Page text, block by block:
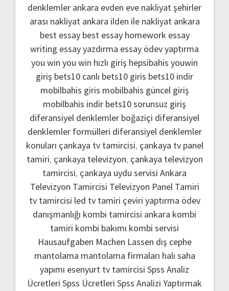
denklemler ankara evden eve nakliyatşehirler
arası nakliyat ankara ilden ile nakliyat ankara
best essay best essay homework essay
writing essay yazdırma essay ödev yaptırma
you win you win hızlı giriş hepsibahis youwin
giriş bets10 canlı bets10 giris bets10 indir
mobilbahis giris mobilbahis güncel giriş
mobilbahis indir bets10 sorunsuz giriş
diferansiyel denklemler boğaziçi diferansiyel
denklemler formülleri diferansiyel denklemler
konuları çankaya tv tamircisi, çankaya tv panel
tamiri, çankaya televizyon, çankaya televizyon
tamircisi, çankaya uydu servisi Ankara
Televizyon Tamircisi Televizyon Panel Tamiri
tv tamircisi led tv tamiri çeviri yaptırma ödev
danışmanlığı kombi tamircisi ankara kombi
tamiri kombi bakımı kombi servisi
Hausaufgaben Machen Lassen dış cephe
mantolama mantolama firmaları halı saha
yapımı esenyurt tv tamircisi Spss Analiz
Ücretleri Spss Ücretleri Spss Analizi Yaptırmak